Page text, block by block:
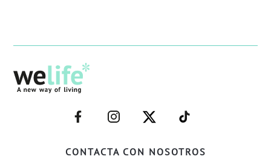
CONTACTA CON NOSOTROS
–
FACEBOOK–
–
INSTAGRAM–
–
TWITTER–
–
WELIFE–